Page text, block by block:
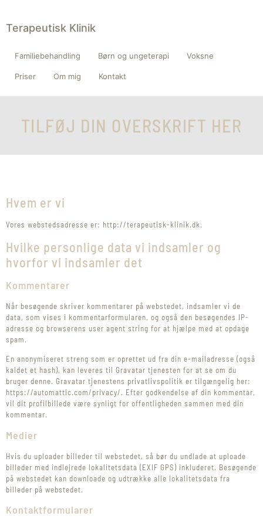
Terapeutisk Klinik
Familiebehandling Børn og ungeterapi Voksne
Priser Om mig Kontakt
TILFØJ DIN OVERSKRIFT HER
Hvem er vi
Vores webstedsadresse er: http://terapeutisk-klinik.dk.
Hvilke personlige data vi indsamler og
hvorfor vi indsamler det
Kommentarer
Når besøgende skriver kommentarer på webstedet, indsamler vi de
data, som vises i kommentarformularen, og også den besøgendes IP-
adresse og browserens user agent string for at hjælpe med at opdage
spam.
En anonymiseret streng som er oprettet ud fra din e-mailadresse (også
kaldet et hash), kan leveres til Gravatar tjenesten for at se om du
bruger denne. Gravatar tjenestens privatlivspolitik er tilgængelig her:
https://automattic.com/privacy/. Efter godkendelse af din kommentar,
vil dit profilbillede være synligt for offentligheden sammen med din
kommentar.
Medier
Hvis du uploader billeder til webstedet, så bør du undlade at uploade
billeder med indlejrede lokalitetsdata (EXIF GPS) inkluderet. Besøgende
på webstedet kan downloade og udtrække alle lokalitetsdata fra
billeder på webstedet.
Kontaktformularer